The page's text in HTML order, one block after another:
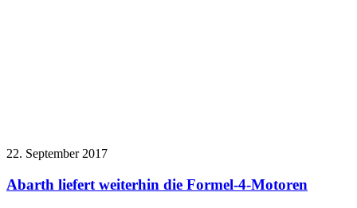
22. September 2017
Abarth liefert weiterhin die Formel-4-Motoren